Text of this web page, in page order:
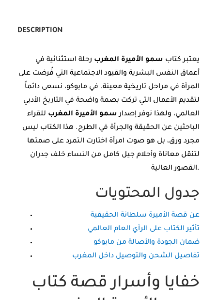
DESCRIPTION
يعتبر كتاب سمو الأميرة المغرب رحلة استثنائية في
أعماق النفس البشرية والقيود الاجتماعية التي فُرضت على
المرأة في مراحل تاريخية معينة. في مابوكو، نسعى دائماً
لتقديم الأعمال التي تركت بصمة واضحة في التاريخ الأدبي
العالمي، ولهذا نوفر إصدار سمو الأميرة المغرب للقراء
الباحثين عن الحقيقة والجرأة في الطرح. هذا الكتاب ليس
مجرد ورق، بل هو صوت امرأة اختارت التمرد على صمتها
لتنقل معاناة وأحلام جيل كامل من النساء خلف جدران
القصور العالية.
جدول المحتويات
عن قصة الأميرة سلطانة الحقيقية
تأثير الكتاب على الرأي العام العالمي
ضمان الجودة والأصالة من مابوكو
تفاصيل الشحن والتوصيل داخل المغرب
خفايا وأسرار قصة كتاب